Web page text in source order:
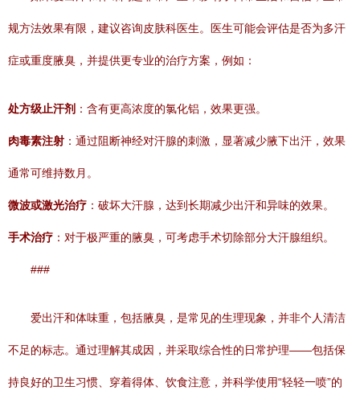
规方法效果有限，建议咨询皮肤科医生。医生可能会评估是否为多汗
症或重度腋臭，并提供更专业的治疗方案，例如：
处方级止汗剂 ：含有更高浓度的氯化铝，效果更强。
肉毒素注射 ：通过阻断神经对汗腺的刺激，显著减少腋下出汗，效果
通常可维持数月。
微波或激光治疗 ：破坏大汗腺，达到长期减少出汗和异味的效果。
手术治疗 ：对于极严重的腋臭，可考虑手术切除部分大汗腺组织。
###
爱出汗和体味重，包括腋臭，是常见的生理现象，并非个人清洁
不足的标志。通过理解其成因，并采取综合性的日常护理——包括保
持良好的卫生习惯、穿着得体、饮食注意，并科学使用“轻轻一喷”的